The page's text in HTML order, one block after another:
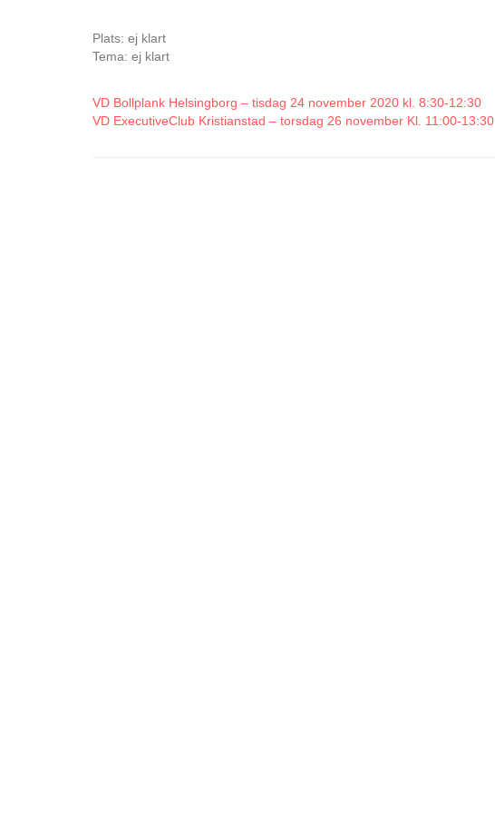
Plats: ej klart
Tema: ej klart
VD Bollplank Helsingborg – tisdag 24 november 2020 kl. 8:30-12:30
VD ExecutiveClub Kristianstad – torsdag 26 november Kl. 11:00-13:30